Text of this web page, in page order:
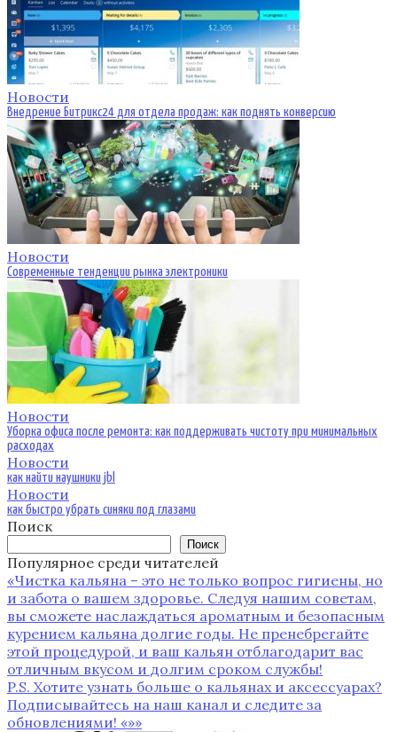
Новости
Внедрение Битрикс24 для отдела продаж: как поднять конверсию
Новости
Современные тенденции рынка электроники
Новости
Уборка офиса после ремонта: как поддерживать чистоту при минимальных
расходах
Новости
как найти наушники jbl
Новости
как быстро убрать синяки под глазами
Поиск
Поиск
Популярное среди читателей
«Чистка кальяна – это не только вопрос гигиены‚ но
и забота о вашем здоровье. Следуя нашим советам‚
вы сможете наслаждаться ароматным и безопасным
курением кальяна долгие годы. Не пренебрегайте
этой процедурой‚ и ваш кальян отблагодарит вас
отличным вкусом и долгим сроком службы!
P.S. Хотите узнать больше о кальянах и аксессуарах?
Подписывайтесь на наш канал и следите за
обновлениями! «»»